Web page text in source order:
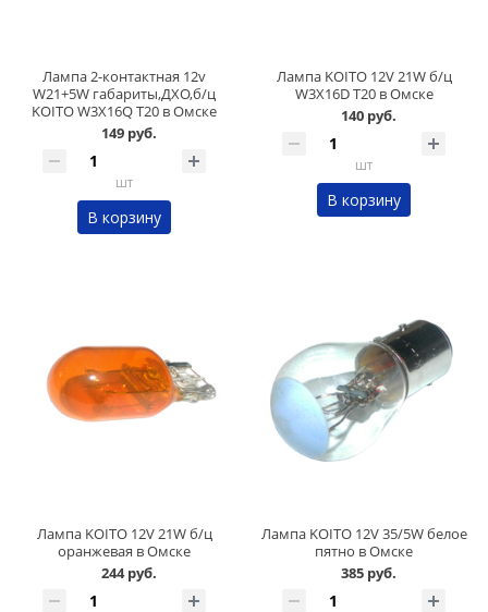
Лампа 2-контактная 12v
W21+5W габариты,ДХО,б/ц
KOITO W3X16Q T20 в Омске
149 руб.
шт
В корзину
Лампа KOITO 12V 21W б/ц
W3X16D T20 в Омске
140 руб.
шт
В корзину
Лампа KOITO 12V 21W б/ц
оранжевая в Омске
244 руб.
Лампа KOITO 12V 35/5W белое
пятно в Омске
385 руб.